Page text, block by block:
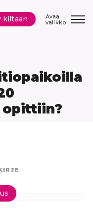
Avaa
valikko
kiltaan
opittiin?